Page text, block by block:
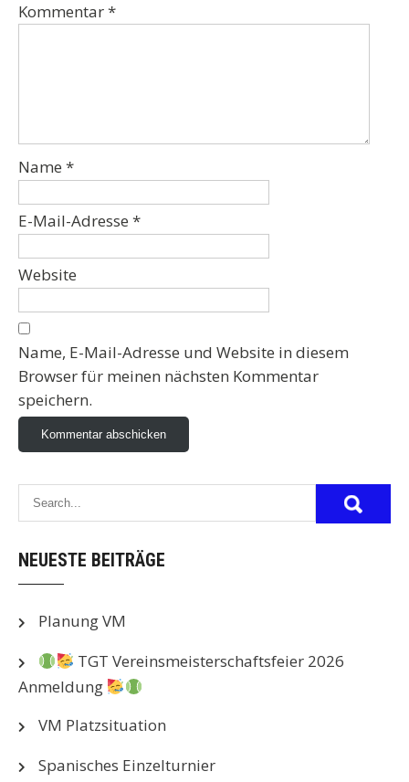
Kommentar*
Name *
E-Mail-Adresse *
Website
Name, E-Mail-Adresse und Website in diesem
Browser für meinen nächsten Kommentar
speichern.
NEUESTE BEITRÄGE
Planung VM
TGT Vereinsmeisterschaftsfeier 2026
Anmeldung
VM Platzsituation
Spanisches Einzelturnier